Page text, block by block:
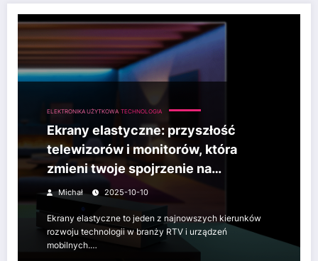
Ekrany elastyczne: przyszłość telewizorów i monitorów, która zmieni
ELEKTRONIKA UŻYTKOWA TECHNOLOGIA
Ekrany elastyczne: przyszłość
telewizorów i monitorów, która
zmieni twoje spojrzenie na
technologię
Michał 2025-10-10
Ekrany elastyczne to jeden z najnowszych kierunków
rozwoju technologii w branży RTV i urządzeń
mobilnych.…